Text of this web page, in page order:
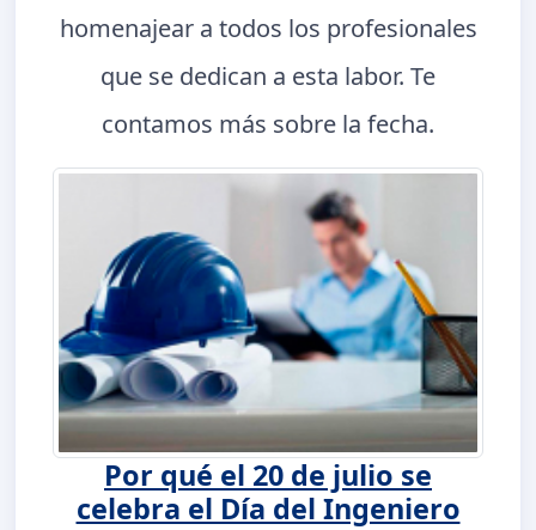
homenajear a todos los profesionales
que se dedican a esta labor. Te
contamos más sobre la fecha.
Por qué el 20 de julio se
celebra el Día del Ingeniero